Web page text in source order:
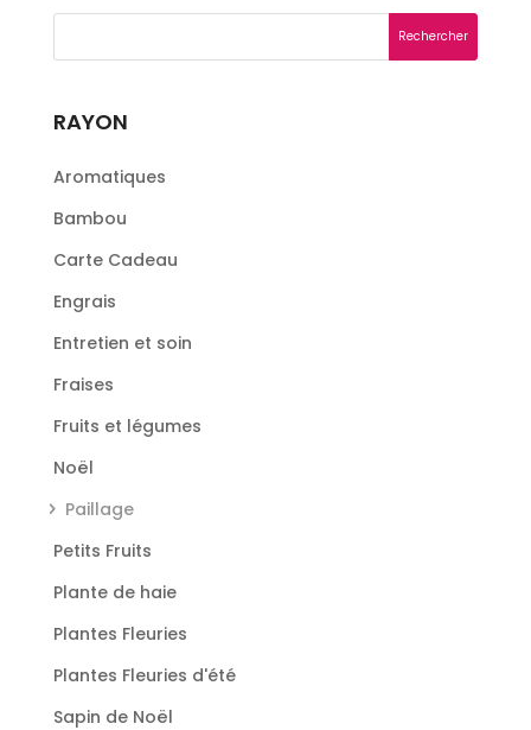
RAYON
Aromatiques
Bambou
Carte Cadeau
Engrais
Entretien et soin
Fraises
Fruits et légumes
Noël
Paillage
Petits Fruits
Plante de haie
Plantes Fleuries
Plantes Fleuries d'été
Sapin de Noël